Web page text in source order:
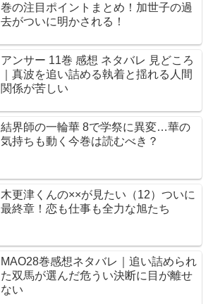
巻の注目ポイントまとめ！加世子の過
去がついに明かされる！
アンサー 11巻 感想 ネタバレ 見どころ
｜真波を追い詰める執着と揺れる人間
関係が苦しい
結界師の一輪華 8で学祭に異変…華の
気持ちも動く今巻は読むべき？
木更津くんの××が見たい（12）ついに
最終章！恋も仕事も全力な旭たち
MAO28巻感想ネタバレ｜追い詰められ
た双馬が選んだ危うい決断に目が離せ
ない